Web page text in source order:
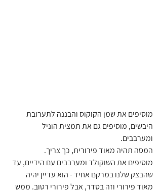
מוסיפים את שמן הקוקוס והבננה לתערובת
היבשים, מוסיפים גם את תמצית הוניל
ומערבבים.
המסה תהיה מאוד פירורית, כך צריך.
מוסיפים את השוקולד ומערבבים עם הידיים, עד
שהבצק שלנו במרקם אחיד - הוא עדיין יהיה
מאוד פירורי וזה בסדר, אבל פירורי רטוב. ממש